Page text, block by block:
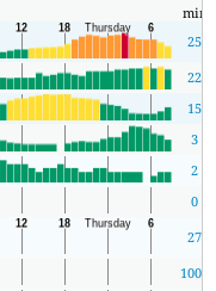
min
25
22
15
3
2
0
27
1008